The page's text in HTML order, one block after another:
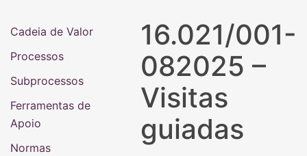
16.021/001-
082025 –
Visitas
guiadas
Cadeia de Valor
Processos
Subprocessos
Ferramentas de
Apoio
Normas